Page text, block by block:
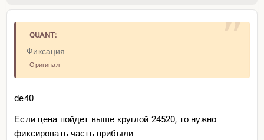
QUANT:
Фиксация
Оригинал
de40
Если цена пойдет выше круглой 24520, то нужно
фиксировать часть прибыли